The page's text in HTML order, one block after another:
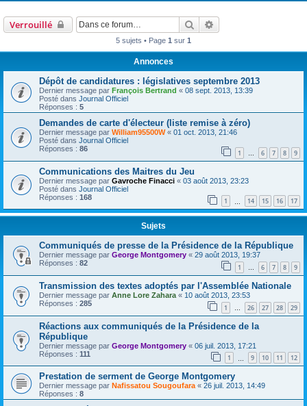
r
Verrouillé Rechercher
5 sujets • Page 1 sur 1
Annonces
Dépôt de candidatures : législatives septembre 2013
Dernier message par François Bertrand « 08 sept. 2013, 13:39
Posté dans Journal Officiel
Réponses : 5
Demandes de carte d'électeur (liste remise à zéro)
Dernier message par William95500W« 01 oct. 2013, 21:46
Posté dans Journal Officiel
Réponses : 86 1 … 6 7 8 9
Communications des Maitres du Jeu
Dernier message par Gavroche Finacci « 03 août 2013, 23:23
Posté dans Journal Officiel
Réponses : 168 1 14 15 16 17
Sujets
Communiqués de presse de la Présidence de la République
Dernier message par George Montgomery « 29 août 2013, 19:37
Réponses : 82 1 … 6 7 8 9
Transmission des textes adoptés par l'Assemblée Nationale
Dernier message par Anne Lore Zahara « 10 août 2013, 23:53
Réponses : 285 1 … 26 27 28 29
Réactions aux communiqués de la Présidence de la
République
Dernier message par George Montgomery « 06 juil. 2013, 17:21
Réponses : 111 1 9 10 11 12
Prestation de serment de George Montgomery
Dernier message par Nafissatou Sougoufara « 26 juil. 2013, 14:49
Réponses : 8